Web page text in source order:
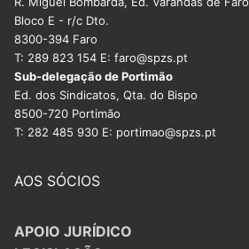
Bloco E - r/c Dto.
8300-394 Faro
T: 289 823 154 E: faro@spzs.pt
Sub-delegação de Portimão
Ed. dos Sindicatos, Qta. do Bispo
8500-720 Portimão
T: 282 485 930 E: portimao@spzs.pt
AOS SÓCIOS
APOIO JURÍDICO